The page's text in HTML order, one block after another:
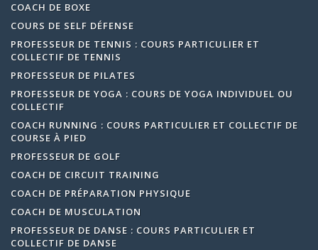
COACH DE BOXE
COURS DE SELF DÉFENSE
PROFESSEUR DE TENNIS : COURS PARTICULIER ET
COLLECTIF DE TENNIS
PROFESSEUR DE PILATES
PROFESSEUR DE YOGA : COURS DE YOGA INDIVIDUEL OU
COLLECTIF
COACH RUNNING : COURS PARTICULIER ET COLLECTIF DE
COURSE À PIED
PROFESSEUR DE GOLF
COACH DE CIRCUIT TRAINING
COACH DE PRÉPARATION PHYSIQUE
COACH DE MUSCULATION
PROFESSEUR DE DANSE : COURS PARTICULIER ET
COLLECTIF DE DANSE